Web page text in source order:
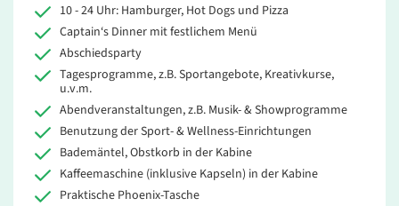
10 - 24 Uhr: Hamburger, Hot Dogs und Pizza
Captain‘s Dinner mit festlichem Menü
Abschiedsparty
Tagesprogramme, z.B. Sportangebote, Kreativkurse,
u.v.m.
Abendveranstaltungen, z.B. Musik- & Showprogramme
Benutzung der Sport- & Wellness-Einrichtungen
Bademäntel, Obstkorb in der Kabine
Kaffeemaschine (inklusive Kapseln) in der Kabine
Praktische Phoenix-Tasche